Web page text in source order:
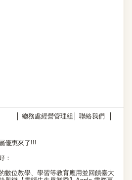
總務處經營管理組 聯絡我們
優惠來了!!!
：
數位教學、 學習等教育應用並回饋臺大